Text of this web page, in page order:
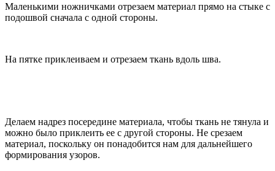
Маленькими ножничками отрезаем материал прямо на стыке с
подошвой сначала с одной стороны.
На пятке приклеиваем и отрезаем ткань вдоль шва.
Делаем надрез посередине материала, чтобы ткань не тянула и
можно было приклеить ее с другой стороны. Не срезаем
материал, поскольку он понадобится нам для дальнейшего
формирования узоров.